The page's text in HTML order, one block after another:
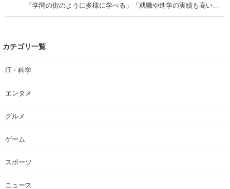
「学問の街のように多様に学べる」「就職や進学の実績も高い」
| 大学 ねとらぼリサーチ
カテゴリ一覧
IT・科学
エンタメ
グルメ
ゲーム
スポーツ
ニュース